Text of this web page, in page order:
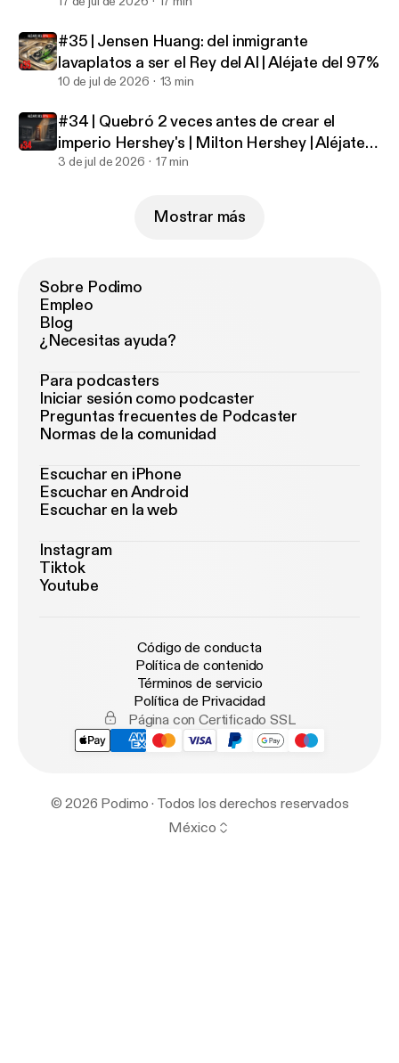
#35 | Jensen Huang: del inmigrante
lavaplatos a ser el Rey del AI | Aléjate del 97%
10 de jul de 2026 13 min
#34 | Quebró 2 veces antes de crear el
imperio Hershey's | Milton Hershey | Aléjate
del 97%
3 de jul de 2026 17 min
Mostrar más
Sobre Podimo
Empleo
Blog
¿Necesitas ayuda?
Para podcasters
Iniciar sesión como podcaster
Preguntas frecuentes de Podcaster
Normas de la comunidad
Escuchar en iPhone
Escuchar en Android
Escuchar en la web
Instagram
Tiktok
Youtube
Código de conducta
Política de contenido
Términos de servicio
Política de Privacidad
Página con Certificado SSL
© 2026 Podimo · Todos los derechos reservados
México